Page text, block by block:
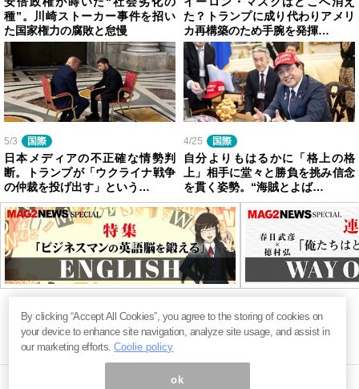
種”。川崎ストーカー事件を招い
た国家権力の腐敗と怠慢
た？トランプに成り代わりアメリ
カ再構築のため手腕を発揮…
5/3 国際
日本メディアの不正確な情勢判
断。トランプが「ウクライナ戦争
の仲裁を投げ出す」という…
4/25 国際
自分よりもはるかに「格上の格
上」相手に堂々と勝負を挑み信念
を貫く姿勢。“海賊とよば…
By clicking “Accept All Cookies”, you agree to the storing of cookies on
your device to enhance site navigation, analyze site usage, and assist in
our marketing efforts.Coolie policy
ok